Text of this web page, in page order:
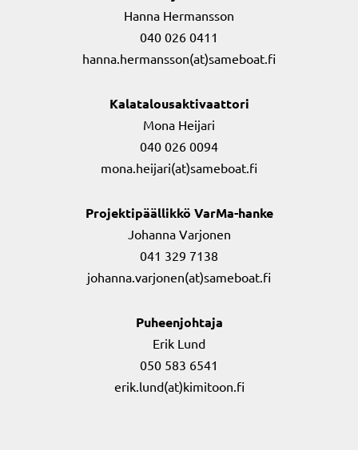
Hanna Hermansson
040 026 0411
hanna.hermansson(at)sameboat.fi
Kalatalousaktivaattori
Mona Heijari
040 026 0094
mona.heijari(at)sameboat.fi
Projektipäällikkö VarMa-hanke
Johanna Varjonen
041 329 7138
johanna.varjonen(at)sameboat.fi
Puheenjohtaja
Erik Lund
050 583 6541
erik.lund(at)kimitoon.fi